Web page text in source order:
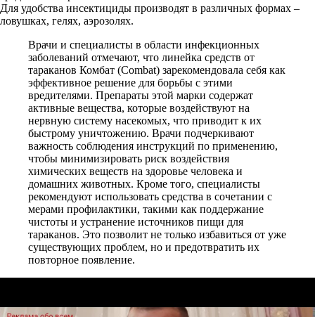
Для удобства инсектициды производят в различных формах –
ловушках, гелях, аэрозолях.
Врачи и специалисты в области инфекционных
заболеваний отмечают, что линейка средств от
тараканов Комбат (Сombat) зарекомендовала себя как
эффективное решение для борьбы с этими
вредителями. Препараты этой марки содержат
активные вещества, которые воздействуют на
нервную систему насекомых, что приводит к их
быстрому уничтожению. Врачи подчеркивают
важность соблюдения инструкций по применению,
чтобы минимизировать риск воздействия
химических веществ на здоровье человека и
домашних животных. Кроме того, специалисты
рекомендуют использовать средства в сочетании с
мерами профилактики, такими как поддержание
чистоты и устранение источников пищи для
тараканов. Это позволит не только избавиться от уже
существующих проблем, но и предотвратить их
повторное появление.